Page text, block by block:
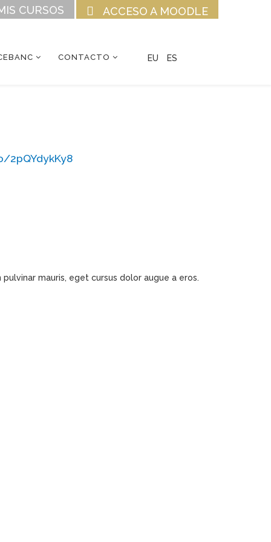
ACCESO A MOODLE
CURSOS
CONTACTO EU ES
2pQYdykKy8
mauris, eget cursus dolor augue a eros.